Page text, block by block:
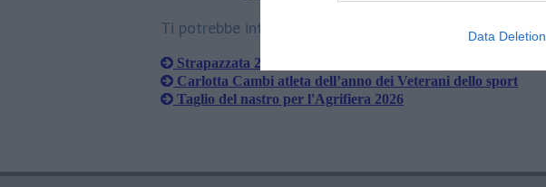
Data Deletion
Ti potrebbe interessare anche:
Strapazzata 2026, torna la corsa cittadina
Carlotta Cambi atleta dell’anno dei Veterani dello sport
Taglio del nastro per l'Agrifiera 2026